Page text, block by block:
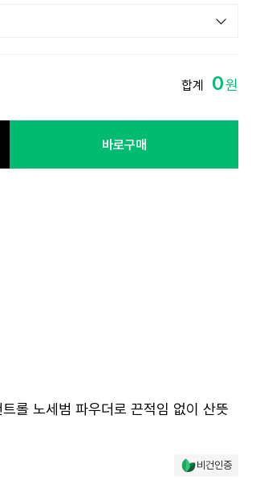
합계 0원
바로구매
롤 노세범 파우더로 끈적임 없이 산뜻
비건인증